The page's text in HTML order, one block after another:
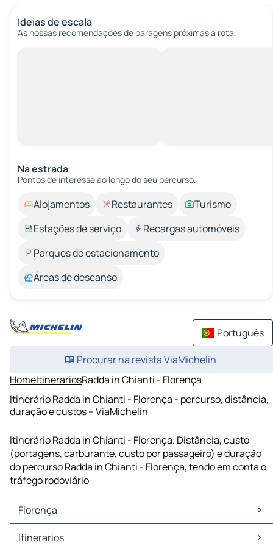
Ideias de escala
As nossas recomendações de paragens próximas à rota.
Na estrada
Pontos de interesse ao longo do seu percurso.
Alojamentos Restaurantes
Turismo
Estações de serviço
Recargas automóveis
Parques de estacionamento
Áreas de descanso
Português
Procurar na revista ViaMichelin
HomeItinerariosRadda in Chianti - Florença
Itinerário Radda in Chianti - Florença - percurso, distância,
duração e custos – ViaMichelin
Itinerário Radda in Chianti - Florença. Distância, custo
(portagens, carburante, custo por passageiro) e duração
do percurso Radda in Chianti - Florença, tendo em conta o
tráfego rodoviário
Florença
Florença Mapas Plantas
Itinerarios